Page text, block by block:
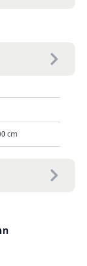
cm